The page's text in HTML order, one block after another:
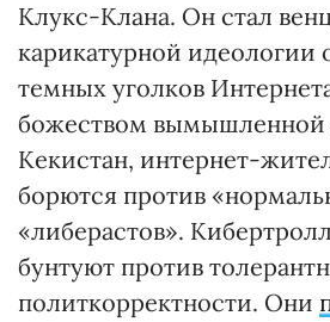
Клукс-Клана. Он стал
карикатурной идеологии
темных уголков
божеством вымышленной
Кекистан, интернет-
борются против
«либерастов».
бунтуют против
политкорректности. Они